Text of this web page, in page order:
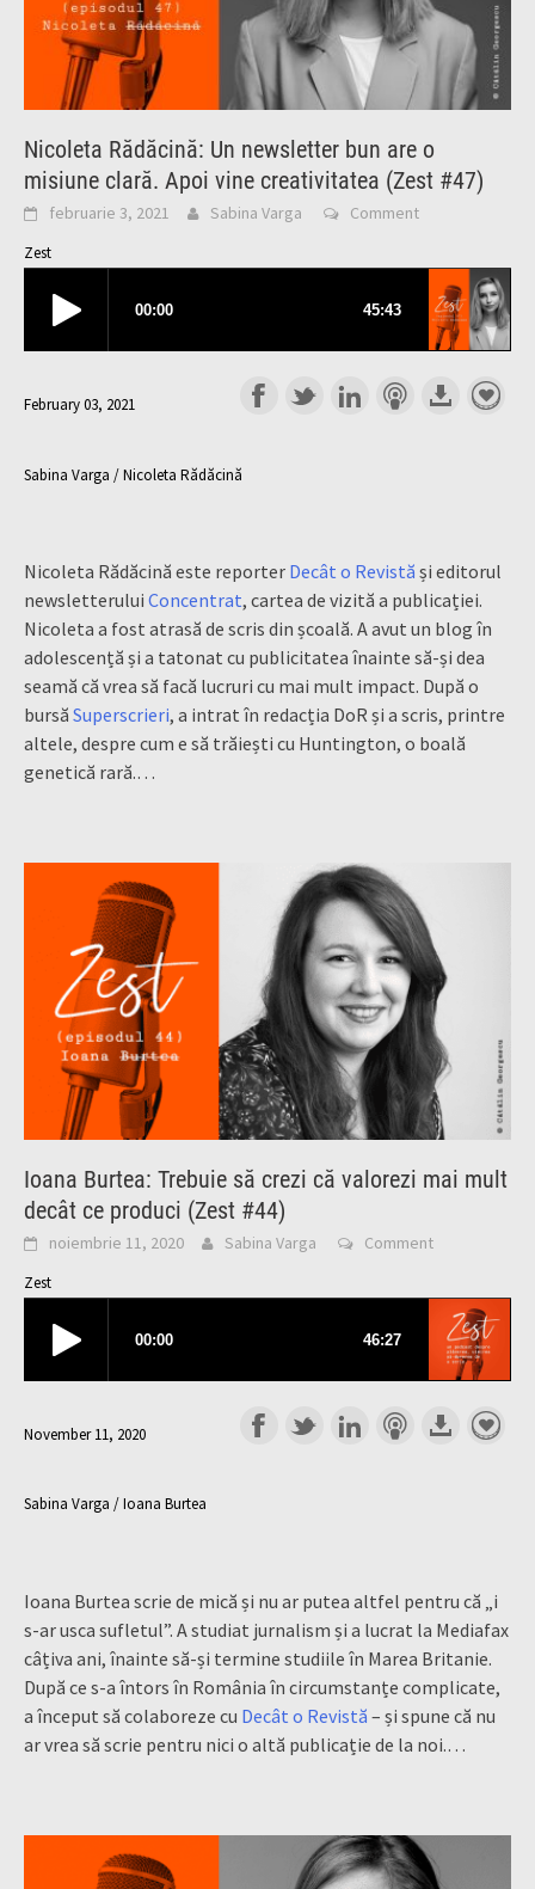
Nicoleta Rădăcină: Un newsletter bun are o
misiune clară. Apoi vine creativitatea (Zest #47)
februarie 3, 2021 Sabina Varga Comment
Zest
February 03, 2021
Sabina Varga / Nicoleta Rădăcină
Nicoleta Rădăcină este reporter Decât o Revistă și editorul
newsletterului Concentrat, cartea de vizită a publicației.
Nicoleta a fost atrasă de scris din școală. A avut un blog în
adolescență și a tatonat cu publicitatea înainte să-și dea
seamă că vrea să facă lucruri cu mai mult impact. După o
bursă Superscrieri, a intrat în redacția DoR și a scris, printre
altele, despre cum e să trăiești cu Huntington, o boală
genetică rară.…
Ioana Burtea: Trebuie să crezi că valorezi mai mult
decât ce produci (Zest #44)
noiembrie 11, 2020 Sabina Varga Comment
Zest
November 11, 2020
Sabina Varga / Ioana Burtea
Ioana Burtea scrie de mică și nu ar putea altfel pentru că „i
s-ar usca sufletul”. A studiat jurnalism și a lucrat la Mediafax
câțiva ani, înainte să-și termine studiile în Marea Britanie.
După ce s-a întors în România în circumstanțe complicate,
a început să colaboreze cu Decât o Revistă – și spune că nu
ar vrea să scrie pentru nici o altă publicație de la noi.…